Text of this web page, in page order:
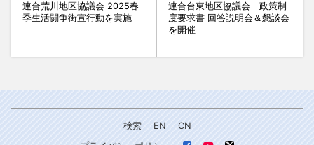
連合荒川地区協議会 2025春
季生活闘争街宣行動を実施
連合台東地区協議会 政策制
度要求書 回答説明会＆懇談会
を開催
検索 EN
CN